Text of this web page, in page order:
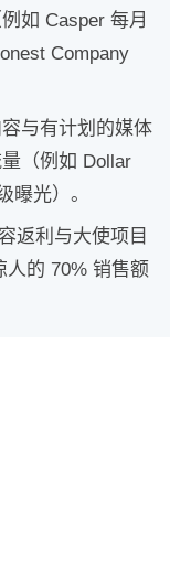
如 Casper 每月
Company
与有计划的媒体
（例如 Dollar
曝光）。
返利与大使项目
的 70% 销售额